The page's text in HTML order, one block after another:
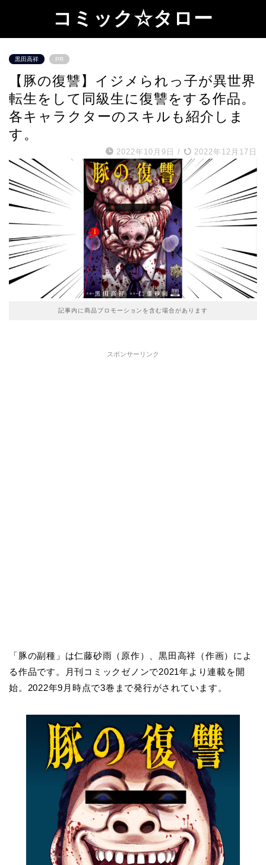
コミック☆タロー
黒田高祥 PR
【豚の復讐】イジメられっ子が異世界
転生をして同級生に復讐をする作品。
各キャラクターのスキルも紹介しま
す。
2022年10月9日 / 2022年12月17日
記事内に商品プロモーションを含む場合があります
スポンサーリンク
「豚の副種」は仁藤砂雨（原作）、黒田高祥（作画）によ
る作品です。月刊コミックゼノンで2021年より連載を開
始。2022年9月時点で3巻まで発行がされています。